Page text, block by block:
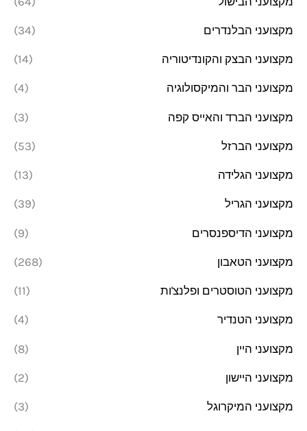
מקצועני הבלנדרים (34)
מקצועני הבצק והקונדיטוריה (14)
מקצועני הבר והמיקסולוגיה (4)
מקצועני הברד והאייס קפה (3)
מקצועני הברזל (53)
מקצועני הגלידה (13)
מקצועני הגריל (39)
מקצועני הדיספנסרים (9)
מקצועני הטאבון (268)
מקצועני הטוסטרים ופלנצ'ות (11)
מקצועני הטנדיר (4)
מקצועני היין (8)
מקצועני היישון (2)
מקצועני המיקרוגל (3)